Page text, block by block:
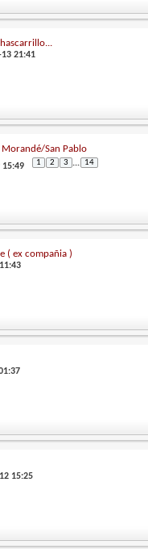
21:41
Morandé/San Pablo
15:49 1 2 3 ... 14
( ex compañia )
15:25